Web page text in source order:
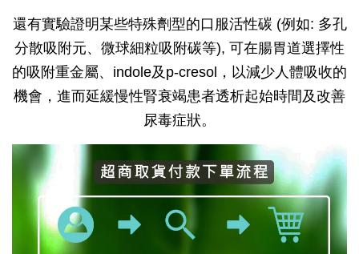
還有實驗證明某些特殊劑型的口服活性碳 (例如: 多孔
分散吸附元、微球細粒吸附碳等), 可在腸胃道選擇性
的吸附重金屬、indole及p-cresol，以減少人體吸收的
機會，進而延緩慢性腎衰竭患者透析起始時間及改善
尿毒症狀。